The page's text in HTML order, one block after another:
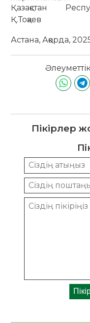
Қазақстан
Қ.Тоқаев
Астана, Ақорда,
Пікірлер